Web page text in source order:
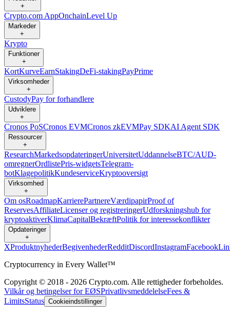
+
Crypto.com AppOnchainLevel Up
Markeder
+
Krypto
Funktioner
+
KortKurveEarnStakingDeFi-stakingPayPrime
Virksomheder
+
CustodyPay for forhandlere
Udviklere
+
Cronos PoSCronos EVMCronos zkEVMPay SDKAI Agent SDK
Ressourcer
+
ResearchMarkedsopdateringerUniversitetUddannelseBTC/AUD-
omregnerOrdlistePris-widgetsTelegram-
botKlagepolitikKundeserviceKryptooversigt
Virksomhed
+
Om osRoadmapKarrierePartnereVærdipapirProof of
ReservesAffiliateLicenser og registreringerUdforskningshub for
kryptoaktiverKlimaCapitalBekræftPolitik for interessekonflikter
Opdateringer
+
XProduktnyhederBegivenhederRedditDiscordInstagramFacebook
Cryptocurrency in Every Wallet™
Copyright © 2018 - 2026 Crypto.com. Alle rettigheder forbeholdes.
Vilkår og betingelser for EØSPrivatlivsmeddelelseFees &
LimitsStatus Cookieindstillinger